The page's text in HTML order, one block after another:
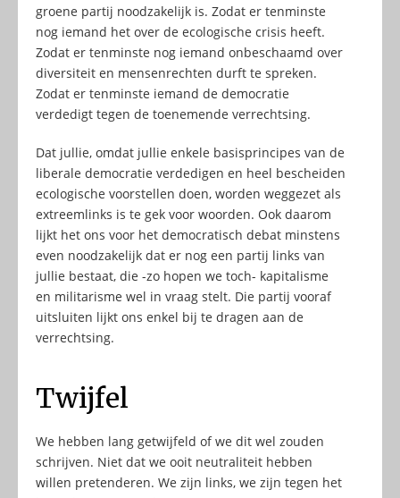
groene partij noodzakelijk is. Zodat er tenminste
nog iemand het over de ecologische crisis heeft.
Zodat er tenminste nog iemand onbeschaamd over
diversiteit en mensenrechten durft te spreken.
Zodat er tenminste iemand de democratie
verdedigt tegen de toenemende verrechtsing.
Dat jullie, omdat jullie enkele basisprincipes van de
liberale democratie verdedigen en heel bescheiden
ecologische voorstellen doen, worden weggezet als
extreemlinks is te gek voor woorden. Ook daarom
lijkt het ons voor het democratisch debat minstens
even noodzakelijk dat er nog een partij links van
jullie bestaat, die -zo hopen we toch- kapitalisme
en militarisme wel in vraag stelt. Die partij vooraf
uitsluiten lijkt ons enkel bij te dragen aan de
verrechtsing.
Twijfel
We hebben lang getwijfeld of we dit wel zouden
schrijven. Niet dat we ooit neutraliteit hebben
willen pretenderen. We zijn links, we zijn tegen het